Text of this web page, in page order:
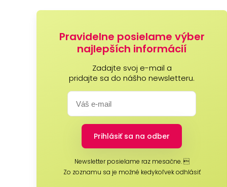
Pravidelne posielame výber
najlepších informácií
Zadajte svoj e-mail a
pridajte sa do nášho newsletteru.
Newsletter posielame raz mesačne. 
Zo zoznamu sa je možné kedykoľvek odhlásiť